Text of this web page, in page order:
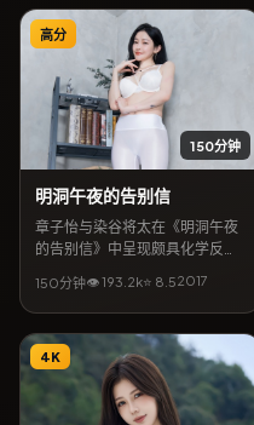
起可在网络平台收看全片。影片
口碑强调视听质感与人文关怀，
关键词包含「战争电影」「中国
大陆取景」「贾樟柯作品」。
150分钟
高分
明洞午夜的告别信
章子怡与染谷将太在《明洞午夜
的告别信》中呈现颇具化学反应
市景观为背景，包裹一则关于遗
忘与重逢的故事。类型标签以科
幻为主，2017年1月15日释出后
常被影评提及「镜头克制、情绪
浓烈」。若关注日韩及华语合拍
脉络，本片亦出现在相关专题推
150分钟👁193.2k⭐ 8.52017
4K